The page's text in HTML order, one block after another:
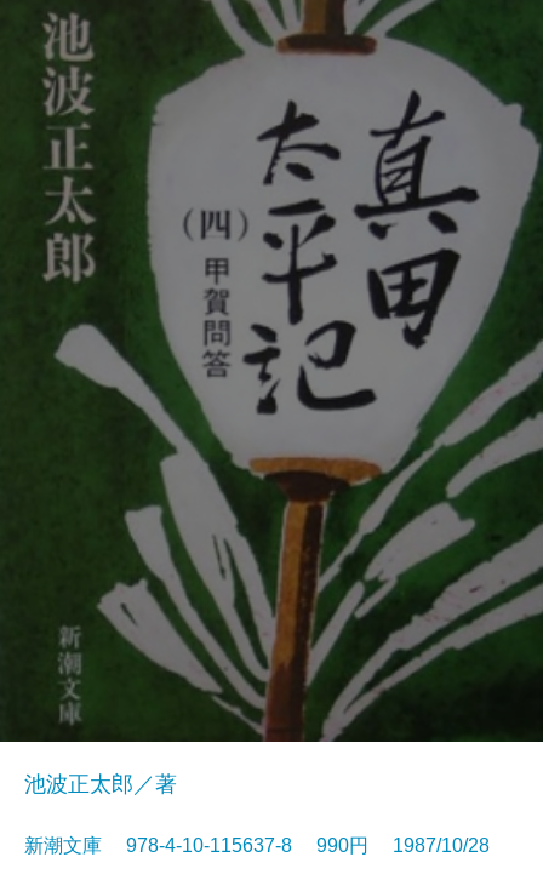
池波正太郎／著
新潮文庫 978-4-10-115637-8 990円 1987/10/28